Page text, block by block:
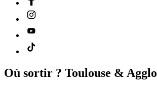
Où sortir ? Toulouse & Agglo